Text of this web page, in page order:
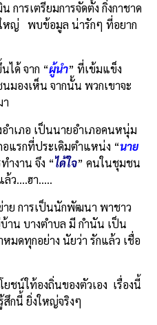
ารเตรียมการจัดตั้ง กิ่งกาชาด
ใหญ่ พบข้อมูล น่ารักๆ ที่อยาก
ได้ จาก “ผู้นำ” ที่เข้มแข็ง
องเห็น จากนั้น พวกเขาจะ
ำเภอ เป็นนายอำเภอคนหนุ่ม
แรกที่ประเดิมตำแหน่ง “นาย
ำงาน จึง “ได้ใจ” คนในชุมชน
ล้ว….ฮา…..
าย การเป็นนักพัฒนา พาชาว
าน บางตำบล มี กำนัน เป็น
มดทุกอย่าง นัยว่า รักแล้ว เชื่อ
ยชน์ใท้องถิ่นของตัวเอง เรื่องนี้
สึกนี้ ยิ่งใหญ่จริงๆ